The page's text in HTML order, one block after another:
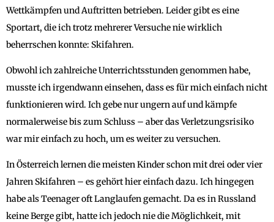
Wettkämpfen und Auftritten betrieben. Leider gibt es eine
Sportart, die ich trotz mehrerer Versuche nie wirklich
beherrschen konnte: Skifahren.
Obwohl ich zahlreiche Unterrichtsstunden genommen habe,
musste ich irgendwann einsehen, dass es für mich einfach nicht
funktionieren wird. Ich gebe nur ungern auf und kämpfe
normalerweise bis zum Schluss – aber das Verletzungsrisiko
war mir einfach zu hoch, um es weiter zu versuchen.
In Österreich lernen die meisten Kinder schon mit drei oder vier
Jahren Skifahren – es gehört hier einfach dazu. Ich hingegen
habe als Teenager oft Langlaufen gemacht. Da es in Russland
keine Berge gibt, hatte ich jedoch nie die Möglichkeit, mit